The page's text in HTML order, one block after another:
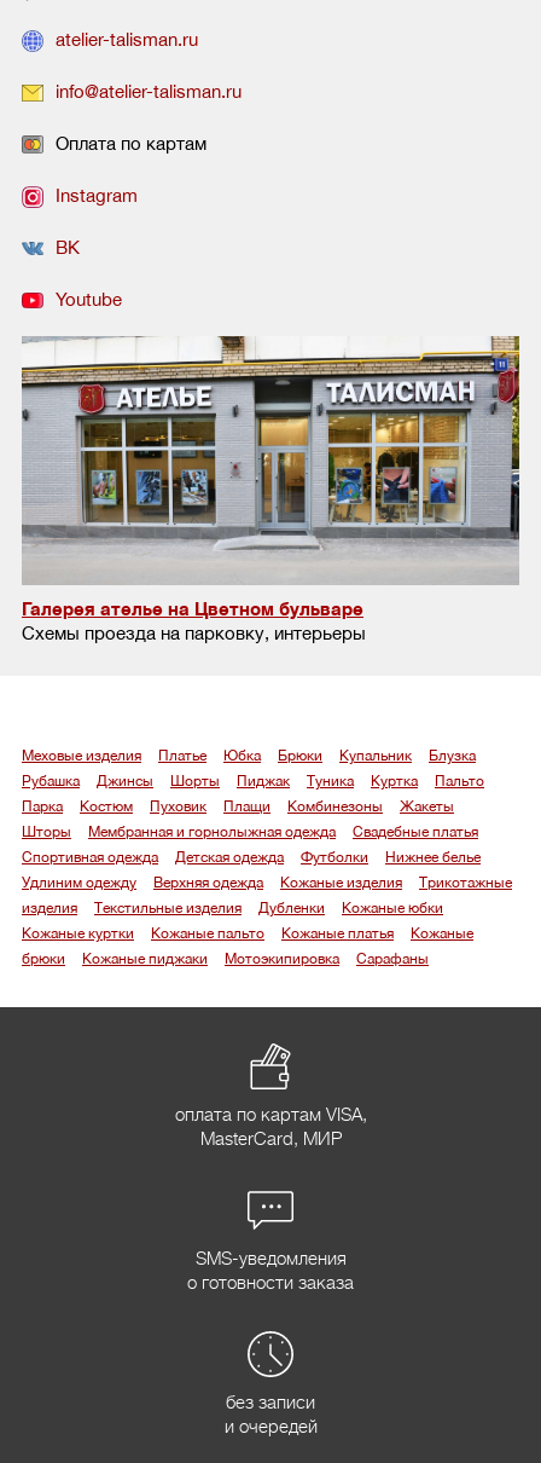
atelier-talisman.ru
info@atelier-talisman.ru
Оплата по картам
Instagram
ВК
Youtube
Галерея ателье на Цветном бульваре
Схемы проезда на парковку, интерьеры
Меховые изделия Платье Юбка Брюки Купальник
Блузка
Рубашка
Джинсы Шорты Пиджак Туника Куртка
Пальто
Парка
Костюм Пуховик Плащи Комбинезоны
Жакеты
Шторы
Мембранная и горнолыжная одежда
Свадебные платья
Спортивная одежда
Детская одежда Футболки
Нижнее белье
Удлиним одежду
Верхняя одежда Кожаные изделия
Трикотажные
изделия
Текстильные изделия Дубленки
Кожаные юбки
Кожаные куртки
Кожаные пальто Кожаные платья
Кожаные
брюки
Кожаные пиджаки Мотоэкипировка Сарафаны
оплата по картам VISA,
MasterCard, МИР
SMS-уведомления
о готовности заказа
без записи
и очередей